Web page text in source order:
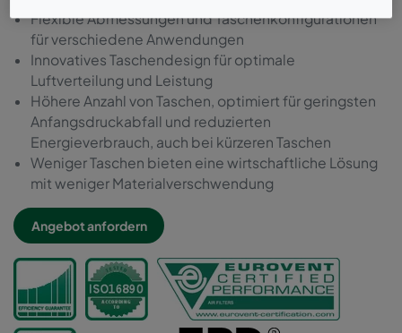
Flexible Abmessungen und Taschenkonfigurationen
für verschiedene Anwendungen
Innovatives Taschendesign für optimale
Luftverteilung und Leistung
Höhere Anzahl von Taschen, optimiert für geringsten
Anfangsdruckabfall und reduzierten
Energieverbrauch, auch bei kürzeren Taschen
Weniger Taschen bieten eine wirtschaftliche Lösung
mit weniger Materialverschwendung
Angebot anfordern